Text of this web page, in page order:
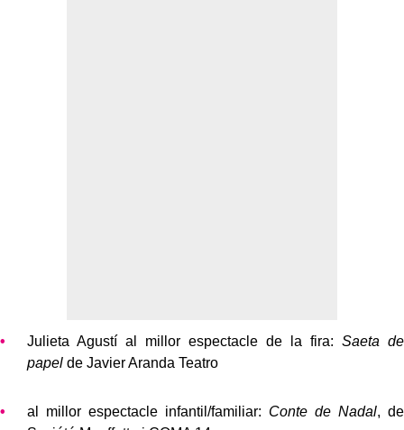
Julieta Agustí al millor espectacle de la fira: Saeta de
papel de Javier Aranda Teatro
al millor espectacle infantil/familiar: Conte de Nadal, de